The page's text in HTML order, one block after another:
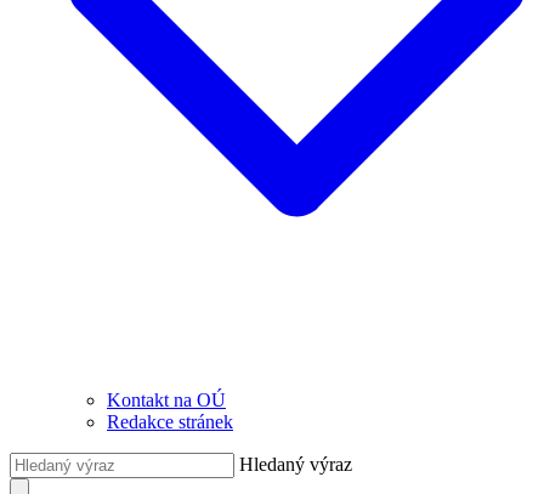
Kontakt na OÚ
Redakce stránek
Hledaný výraz